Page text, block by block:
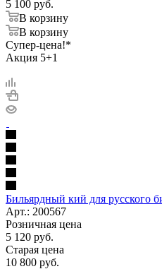
5 100 руб.
В корзину
В корзину
Супер-цена!*
Акция 5+1
Бильярдный кий для русского
Арт.: 200567
Розничная цена
5 120 руб.
Старая цена
10 800 руб.